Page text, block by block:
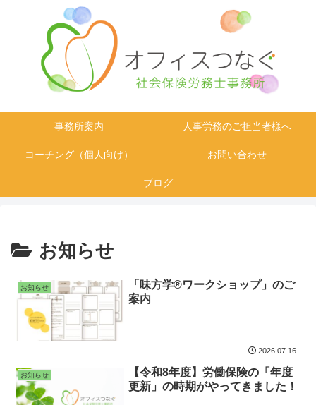
事務所案内 人事労務のご担当者様へ
コーチング（個人向け） お問い合わせ
ブログ
お知らせ
お知らせ
「味方学®ワークショップ」のご
案内
2026.07.16
お知らせ
【令和8年度】労働保険の「年度
更新」の時期がやってきました！